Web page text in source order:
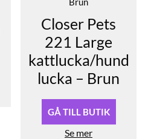
Closer Pets
221 Large
kattlucka/hund
lucka – Brun
GÅ TILL BUTIK
Se mer